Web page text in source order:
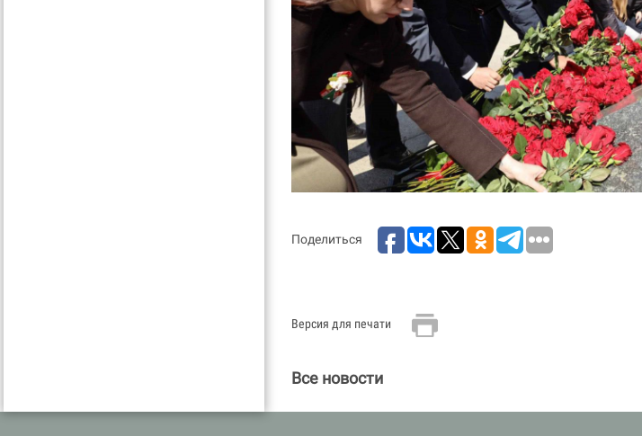
Поделиться
Версия для печати
Все новости